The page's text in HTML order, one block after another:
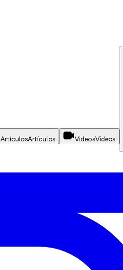
ArtículosArtículos VideosVideos